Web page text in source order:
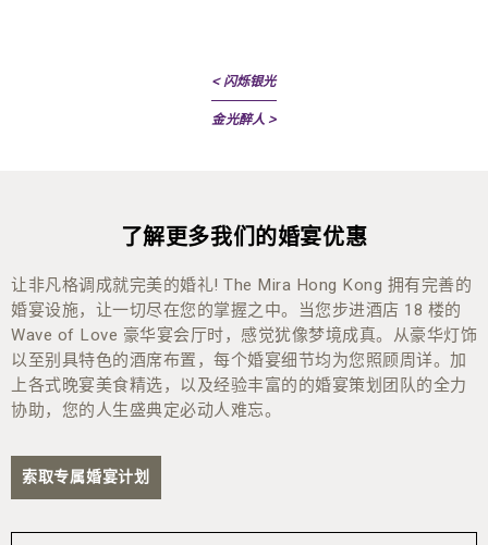
< 闪烁银光
金光醉人 >
了解更多我们的婚宴优惠
让非凡格调成就完美的婚礼! The Mira Hong Kong 拥有完善的
婚宴设施，让一切尽在您的掌握之中。当您步进酒店 18 楼的
Wave of Love 豪华宴会厅时，感觉犹像梦境成真。从豪华灯饰
以至别具特色的酒席布置，每个婚宴细节均为您照顾周详。加
上各式晚宴美食精选，以及经验丰富的的婚宴策划团队的全力
协助，您的人生盛典定必动人难忘。
索取专属婚宴计划